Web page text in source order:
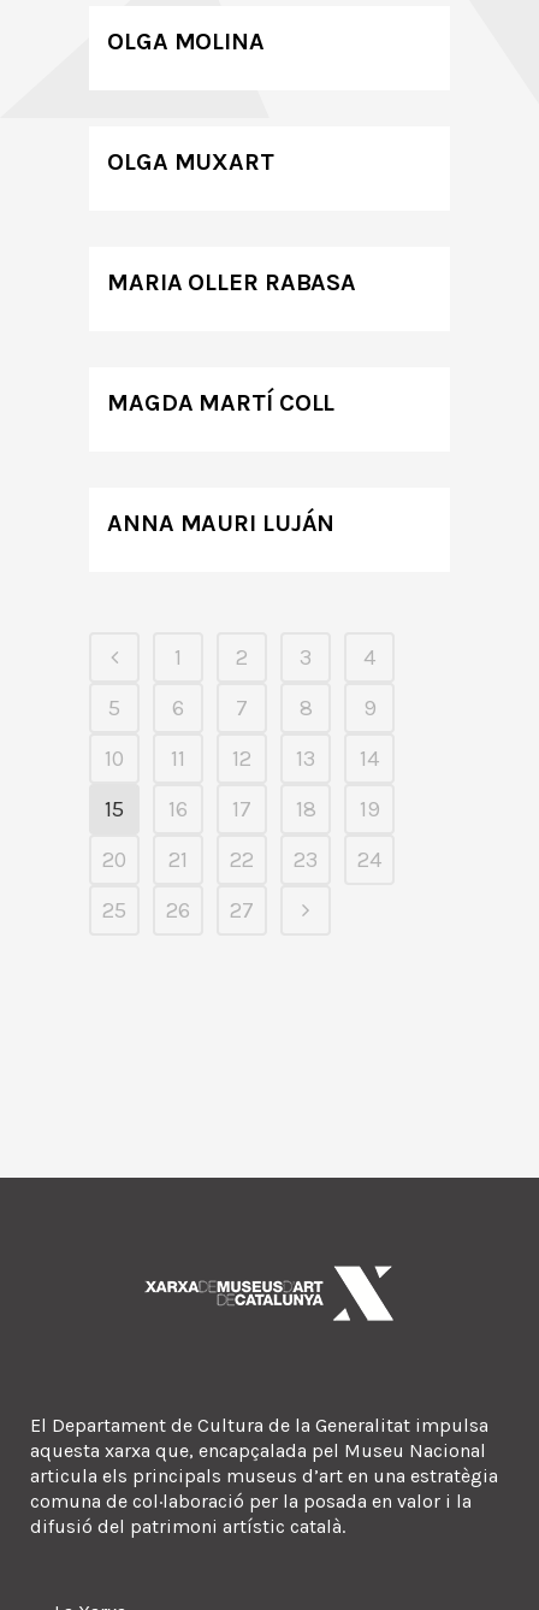
OLGA MOLINA
OLGA MUXART
MARIA OLLER RABASA
MAGDA MARTÍ COLL
ANNA MAURI LUJÁN
1 2 3
4
5
6 7 8
9
10
11 12 13
14
15
16 17 18
19
20
21 22 23
24
25
26 27
El Departament de Cultura de la Generalitat impulsa
aquesta xarxa que, encapçalada pel Museu Nacional
articula els principals museus d’art en una estratègia
comuna de col·laboració per la posada en valor i la
difusió del patrimoni artístic català.